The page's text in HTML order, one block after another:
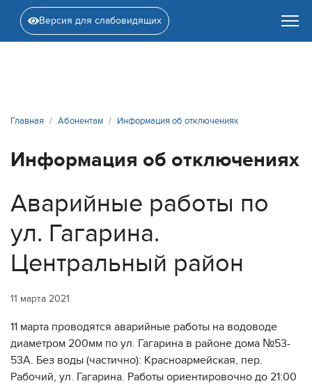
Версия для слабовидящих
Главная Абонентам Информация об отключениях
Информация об отключениях
Аварийные работы по
ул. Гагарина.
Центральный район
11 марта 2021
11 марта проводятся аварийные работы на водоводе
диаметром 200мм по ул. Гагарина в районе дома №53-
53А. Без воды (частично): Красноармейская, пер.
Рабочий, ул. Гагарина. Работы ориентировочно до 21:00